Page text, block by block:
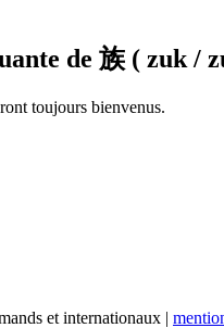
de 族 ( zuk /
toujours bienvenus.
et internationaux |